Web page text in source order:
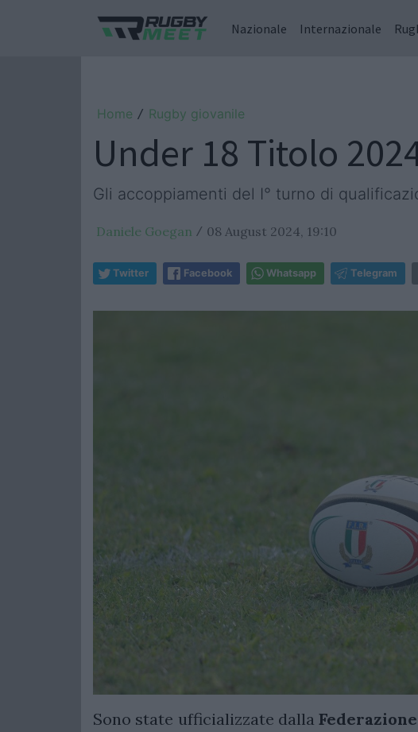
Nazionale Internazionale
Home / Rugby giovanile
Under 18 Titolo
Gli accoppiamenti del I° turno di
Daniele Goegan / 08 August 2024, 19:10
Twitter Facebook Whatsapp Telegram
Sono state ufficializzate dallaFederazione